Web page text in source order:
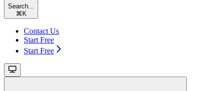
Search...
⌘ K
Contact Us
Start Free
Start Free